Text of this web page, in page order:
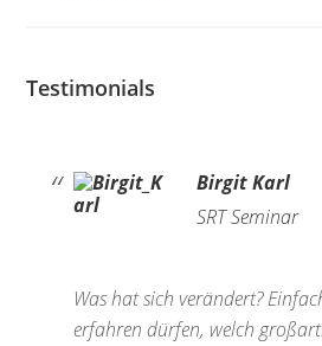
Testimonials
Birgit Karl
SRT Seminar
Was hat sich verändert?
erfahren dürfen, welch